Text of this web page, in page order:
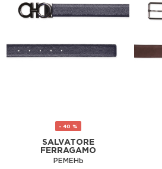
- 40 %
SALVATORE
FERRAGAMO
РЕМЕНЬ